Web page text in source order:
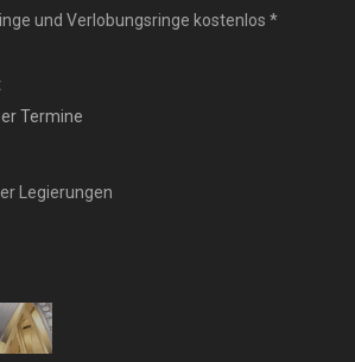
und Verlobungsringe kostenlos *
Termine
Legierungen